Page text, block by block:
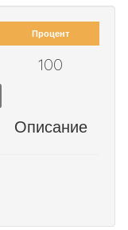
Процент
100
Описание